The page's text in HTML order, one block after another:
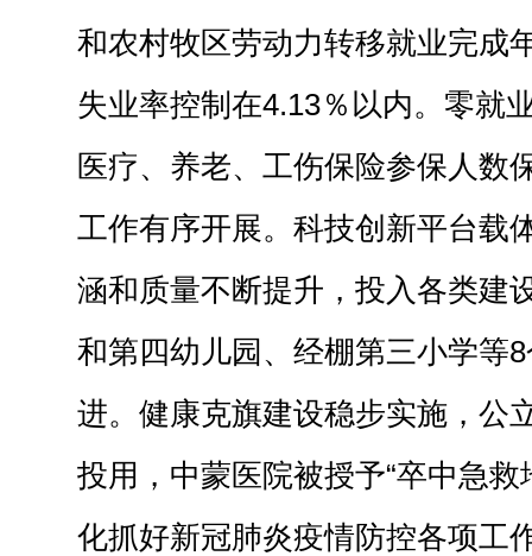
和农村牧区劳动力转移就业完成
失业率控制在4.13％以内。零就
医疗、养老、工伤保险参保人数
工作有序开展。科技创新平台载
涵和质量不断提升，投入各类建
和第四幼儿园、经棚第三小学等
进。健康克旗建设稳步实施，公
投用，中蒙医院被授予“卒中急救
化抓好新冠肺炎疫情防控各项工